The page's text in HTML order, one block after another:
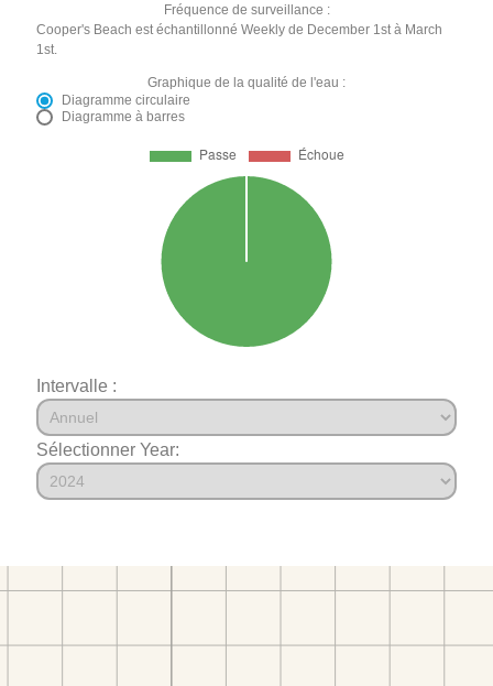
Fréquence de surveillance :
Cooper's Beach est échantillonné Weekly de December 1st à March
1st.
Graphique de la qualité de l'eau :
Diagramme circulaire
Diagramme à barres
Intervalle :
Sélectionner Year: